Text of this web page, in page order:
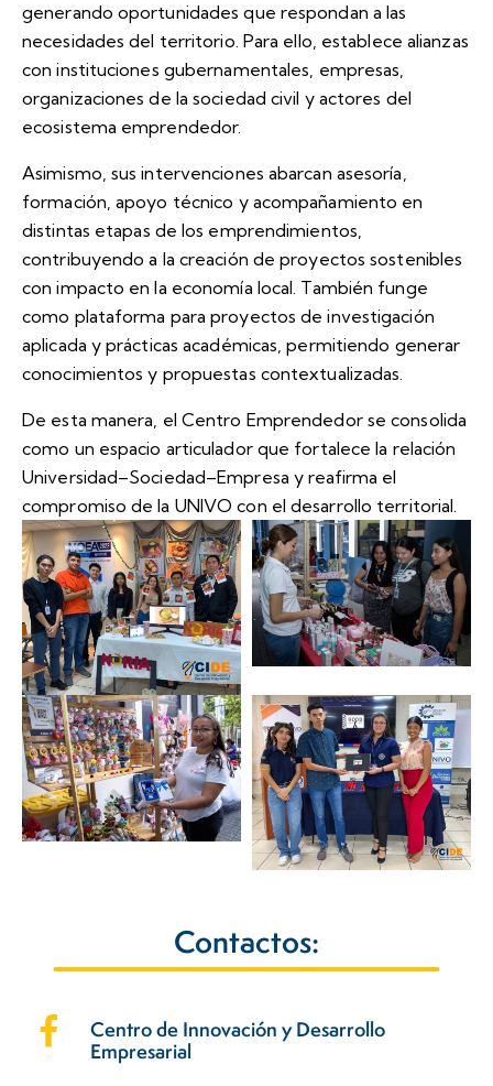
generando oportunidades que respondan a las
necesidades del territorio. Para ello, establece alianzas
con instituciones gubernamentales, empresas,
organizaciones de la sociedad civil y actores del
ecosistema emprendedor.
Asimismo, sus intervenciones abarcan asesoría,
formación, apoyo técnico y acompañamiento en
distintas etapas de los emprendimientos,
contribuyendo a la creación de proyectos sostenibles
con impacto en la economía local. También funge
como plataforma para proyectos de investigación
aplicada y prácticas académicas, permitiendo generar
conocimientos y propuestas contextualizadas.
De esta manera, el Centro Emprendedor se consolida
como un espacio articulador que fortalece la relación
Universidad–Sociedad–Empresa y reafirma el
compromiso de la UNIVO con el desarrollo territorial.
Contactos:
Centro de Innovación y Desarrollo
Empresarial